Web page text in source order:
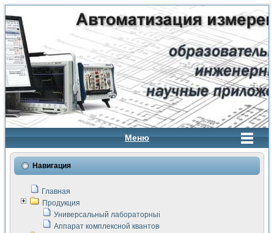
Меню
Навигация
Главная
Продукция
Универсальный лабораторный стенд "Сигнал-USB"
Аппарат комплексной квантовой терапии Интроскан